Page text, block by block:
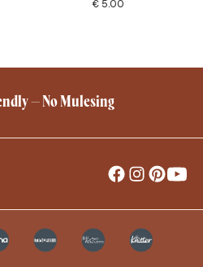
€5.00
– No Mulesing